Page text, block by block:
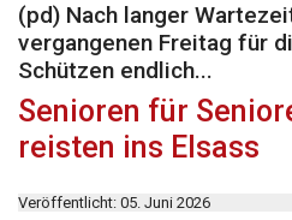
(pd) Nach langer
vergangenen Freitag für
Schützen endlich...
Senioren für
reisten ins Elsass
Veröffentlicht: 05. Juni 2026